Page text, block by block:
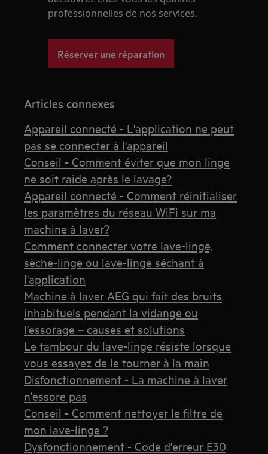
professionnelles de nos services.
Réserver une réparation
Articles connexes
Appareil connecté - L'application ne peut
pas se connecter à l'appareil
Conseil - Comment éviter que mon linge
ne soit raide après le lavage?
Appareil connecté - Comment réinitialiser
les paramètres du réseau WiFi sur ma
machine à laver?
Comment connecter votre lave-linge,
sèche-linge ou lave-linge séchant à
l'application
Machine à laver AEG qui fait des bruits
inhabituels pendant la vidange ou
l’essorage – causes et solutions
Le tambour du lave-linge résiste lorsque
vous essayez de le tourner à la main
Disfonctionnement - La machine à laver
n'essore pas
Conseil - Comment nettoyer le filtre de
mon lave-linge ?
Dysfonctionnement - Code d'erreur E30